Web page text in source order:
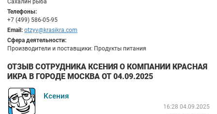
Сахалин рыба
Телефоны:
+7 (499) 586-05-95
Email: otzyv@krasikra.com
Сфера деятельности:
Производители и поставщики: Продукты питания
ОТЗЫВ СОТРУДНИКА КСЕНИЯ О КОМПАНИИ КРАСНАЯ
ИКРА В ГОРОДЕ МОСКВА ОТ 04.09.2025
Ксения
16:28 04.09.2025